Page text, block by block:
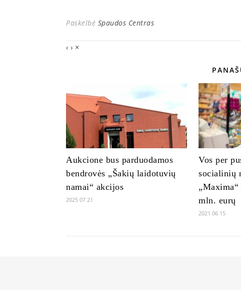
Paskelbė Spaudos Centras
‹ › ×
Aukcione bus parduodamos
bendrovės „Šakių laidotuvių
namai“ akcijos
2025 07 21
Vos per
socialinių
mln. eurų
2021 06 15